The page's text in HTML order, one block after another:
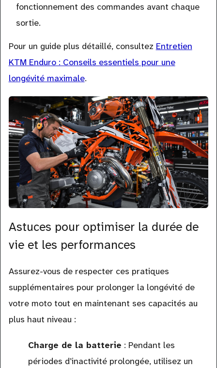
fonctionnement des commandes avant chaque
sortie.
Pour un guide plus détaillé, consultez Entretien
KTM Enduro : Conseils essentiels pour une
longévité maximale.
Astuces pour optimiser la durée de
vie et les performances
Assurez-vous de respecter ces pratiques
supplémentaires pour prolonger la longévité de
votre moto tout en maintenant ses capacités au
plus haut niveau :
Charge de la batterie : Pendant les
périodes d’inactivité prolongée, utilisez un